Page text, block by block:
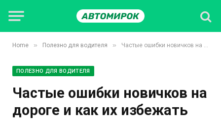
Home » Полезно для водителя » Частые ошибки новичков на дороге и как их избежать
ПОЛЕЗНО ДЛЯ ВОДИТЕЛЯ
Частые ошибки новичков на
дороге и как их избежать